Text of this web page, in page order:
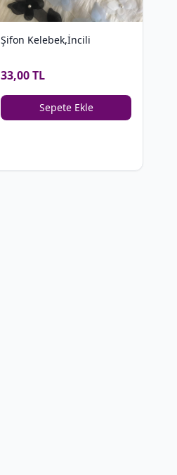
Şifon Kelebek,İncili
33,00 TL
Sepete Ekle